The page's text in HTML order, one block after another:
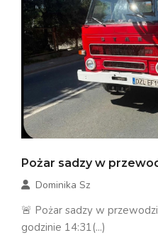
Pożar sadzy w
Dominika Sz
🚨 Pożar sadzy w
godzinie 14:31(...)